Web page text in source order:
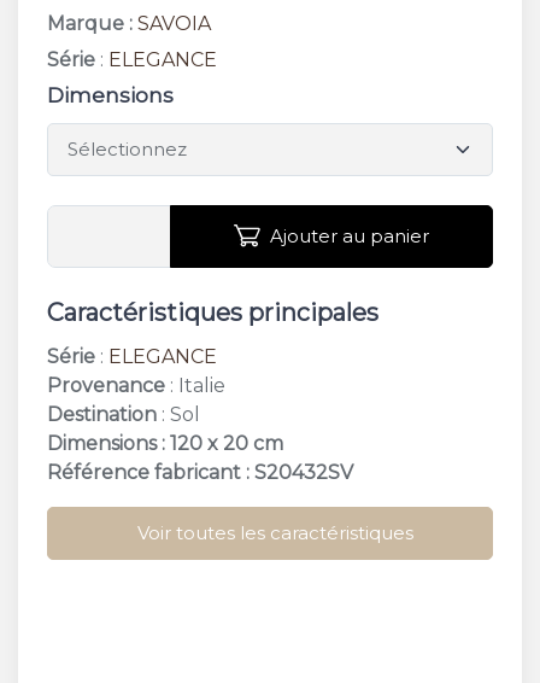
Marque : SAVOIA
Série : ELEGANCE
Dimensions
Ajouter au panier
Caractéristiques principales
Série : ELEGANCE
Provenance : Italie
Destination : Sol
Dimensions : 120 x 20 cm
Référence fabricant : S20432SV
Voir toutes les caractéristiques